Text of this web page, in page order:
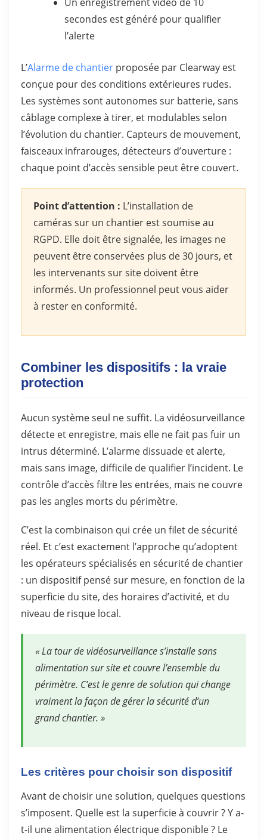
secondes est généré pour qualifier
l’alerte
L’Alarme de chantier proposée par Clearway est
conçue pour des conditions extérieures rudes.
Les systèmes sont autonomes sur batterie, sans
câblage complexe à tirer, et modulables selon
l’évolution du chantier. Capteurs de mouvement,
faisceaux infrarouges, détecteurs d’ouverture :
chaque point d’accès sensible peut être couvert.
Point d’attention : L’installation de
caméras sur un chantier est soumise au
RGPD. Elle doit être signalée, les images ne
peuvent être conservées plus de 30 jours, et
les intervenants sur site doivent être
informés. Un professionnel peut vous aider
à rester en conformité.
Combiner les dispositifs : la vraie
protection
Aucun système seul ne suffit. La vidéosurveillance
détecte et enregistre, mais elle ne fait pas fuir un
intrus déterminé. L’alarme dissuade et alerte,
mais sans image, difficile de qualifier l’incident. Le
contrôle d’accès filtre les entrées, mais ne couvre
pas les angles morts du périmètre.
C’est la combinaison qui crée un filet de sécurité
réel. Et c’est exactement l’approche qu’adoptent
les opérateurs spécialisés en sécurité de chantier
: un dispositif pensé sur mesure, en fonction de la
superficie du site, des horaires d’activité, et du
niveau de risque local.
« La tour de vidéosurveillance s’installe sans
alimentation sur site et couvre l’ensemble du
périmètre. C’est le genre de solution qui change
vraiment la façon de gérer la sécurité d’un
grand chantier. »
Les critères pour choisir son dispositif
Avant de choisir une solution, quelques questions
s’imposent. Quelle est la superficie à couvrir ? Y a-
t-il une alimentation électrique disponible ? Le